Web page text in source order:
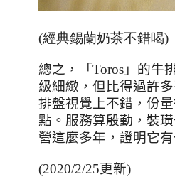
(經典錫蘭奶茶不錯喝)
總之，「 Toros 」的牛
級細緻，但比得過許
排盤視覺上不錯，份
點。服務算殷勤，裝
營這麼多年，證明它
(2020/2/25更新)